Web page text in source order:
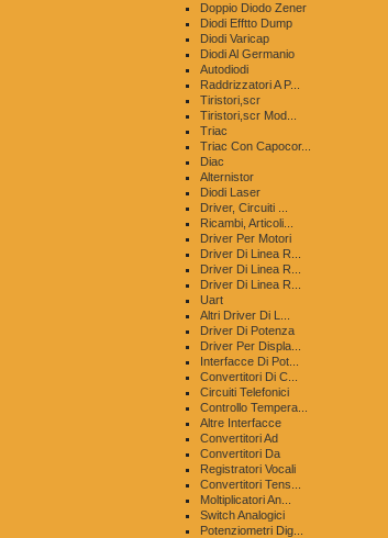
Doppio Diodo Zener
Diodi Efftto Dump
Diodi Varicap
Diodi Al Germanio
Autodiodi
Raddrizzatori A P...
Tiristori,scr
Tiristori,scr Mod...
Triac
Triac Con Capocor...
Diac
Alternistor
Diodi Laser
Driver, Circuiti ...
Ricambi, Articoli...
Driver Per Motori
Driver Di Linea R...
Driver Di Linea R...
Driver Di Linea R...
Uart
Altri Driver Di L...
Driver Di Potenza
Driver Per Displa...
Interfacce Di Pot...
Convertitori Di C...
Circuiti Telefonici
Controllo Tempera...
Altre Interfacce
Convertitori Ad
Convertitori Da
Registratori Vocali
Convertitori Tens...
Moltiplicatori An...
Switch Analogici
Potenziometri Dig...